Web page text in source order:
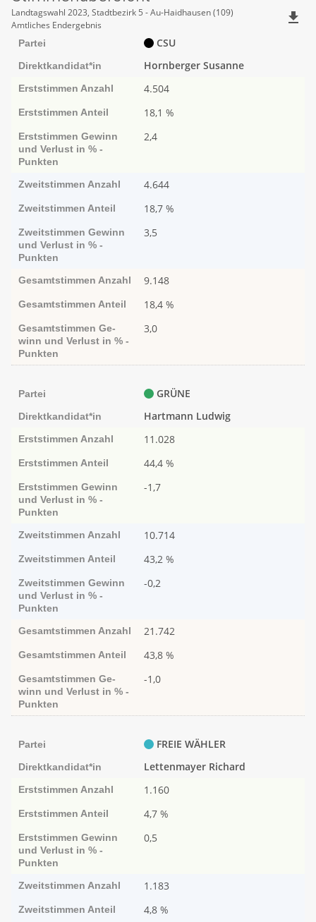
Stimmenübersicht
Landtagswahl 2023, Stadtbezirk 5 - Au-Haidhausen (109)
Amtliches Endergebnis
file_download
Partei CSU
Direktkandidat*in Hornberger Susanne
Erststimmen Anzahl 4.504
Erststimmen Anteil 18,1 %
Erststimmen Ge­­winn
und Ver­­lust in % -
Punk­ten
2,4
Zweitstimmen Anzahl 4.644
Zweitstimmen Anteil 18,7 %
Zweitstimmen Ge­­winn
und Ver­­lust in % -
Punk­ten
3,5
Gesamtstimmen Anzahl 9.148
Gesamtstimmen Anteil 18,4 %
Gesamtstimmen Ge­­
winn und Ver­­lust in % -
Punk­ten
3,0
Partei GRÜNE
Direktkandidat*in Hartmann Ludwig
Erststimmen Anzahl 11.028
Erststimmen Anteil 44,4 %
Erststimmen Ge­­winn
und Ver­­lust in % -
Punk­ten
-1,7
Zweitstimmen Anzahl 10.714
Zweitstimmen Anteil 43,2 %
Zweitstimmen Ge­­winn
und Ver­­lust in % -
Punk­ten
-0,2
Gesamtstimmen Anzahl 21.742
Gesamtstimmen Anteil 43,8 %
Gesamtstimmen Ge­­
winn und Ver­­lust in % -
Punk­ten
-1,0
Partei FREIE WÄHLER
Direktkandidat*in Lettenmayer Richard
Erststimmen Anzahl 1.160
Erststimmen Anteil 4,7 %
Erststimmen Ge­­winn
und Ver­­lust in % -
Punk­ten
0,5
Zweitstimmen Anzahl 1.183
Zweitstimmen Anteil 4,8 %